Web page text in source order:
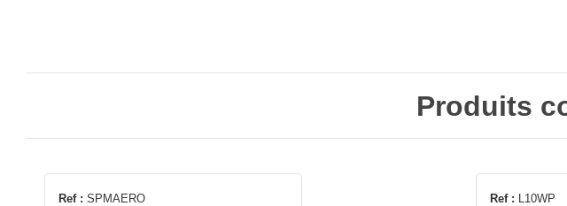
Produits
Ref : SPMAERO Ref : L10WP